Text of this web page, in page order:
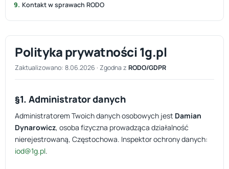
Kontakt w sprawach RODO
Polityka prywatności 1g.pl
Zaktualizowano: 8.06.2026 · Zgodna z RODO/GDPR
§1. Administrator danych
Administratorem Twoich danych osobowych jest Damian
Dynarowicz, osoba fizyczna prowadząca działalność
nierejestrowaną, Częstochowa. Inspektor ochrony danych:
iod@1g.pl.